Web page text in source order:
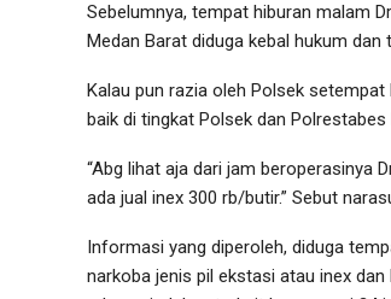
Sebelumnya, tempat hiburan malam
Medan Barat diduga kebal hukum
Kalau pun razia oleh Polsek
baik di tingkat Polsek dan Polrestabes
“Abg lihat aja dari jam beroperasinya
ada jual inex 300 rb/butir.” Sebut
Informasi yang diperoleh, diduga
narkoba jenis pil ekstasi atau inex